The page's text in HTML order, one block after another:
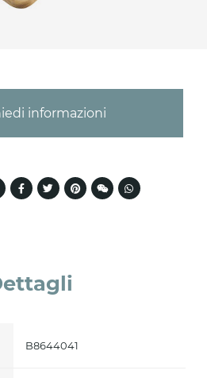
B8644041
informazioni